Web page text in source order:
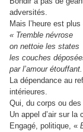
adversités.
Mais l’heure est
« Tremble névrose
on nettoie les states
les couches
par l’amour
La dépendance au
intérieures.
Qui, du corps ou
Un appel d’air sur la
Engagé, politique, «